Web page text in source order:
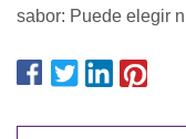
sabor: Puede elegir